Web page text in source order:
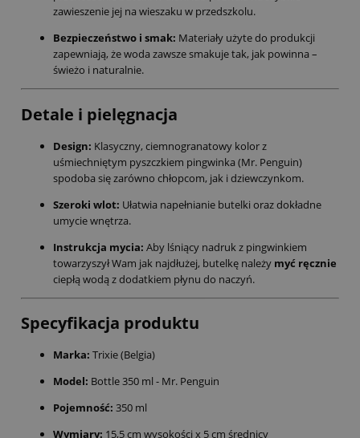
zawieszenie jej na wieszaku w przedszkolu.
Bezpieczeństwo i smak: Materiały użyte do produkcji
zapewniają, że woda zawsze smakuje tak, jak powinna –
świeżo i naturalnie.
Detale i pielęgnacja
Design: Klasyczny, ciemnogranatowy kolor z
uśmiechniętym pyszczkiem pingwinka (Mr. Penguin)
spodoba się zarówno chłopcom, jak i dziewczynkom.
Szeroki wlot: Ułatwia napełnianie butelki oraz dokładne
umycie wnętrza.
Instrukcja mycia: Aby lśniący nadruk z pingwinkiem
towarzyszył Wam jak najdłużej, butelkę należy myć ręcznie
ciepłą wodą z dodatkiem płynu do naczyń.
Specyfikacja produktu
Marka: Trixie (Belgia)
Model: Bottle 350 ml - Mr. Penguin
Pojemność: 350 ml
Wymiary: 15,5 cm wysokości x 5 cm średnicy